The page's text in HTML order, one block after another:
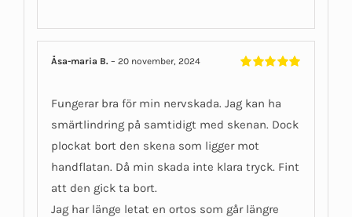
Åsa-maria B.– 20 november, 2024
Fungerar bra för min nervskada. Jag kan ha
smärtlindring på samtidigt med skenan. Dock
plockat bort den skena som ligger mot
handflatan. Då min skada inte klara tryck. Fint
att den gick ta bort.
Jag har länge letat en ortos som går längre